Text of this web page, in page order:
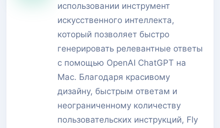
использовании инструмент
искусственного интеллекта,
который позволяет быстро
генерировать релевантные ответы
с помощью OpenAI ChatGPT на
Mac. Благодаря красивому
дизайну, быстрым ответам и
неограниченному количеству
пользовательских инструкций, Fly